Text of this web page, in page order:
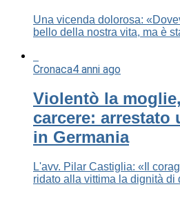
Una vicenda dolorosa:
bello della nostra vita, ma è
Cronaca4 anni ago
Violentò la
carcere: arrestato
in Germania
L'avv. Pilar Castiglia: «Il
ridato alla vittima la dignità di